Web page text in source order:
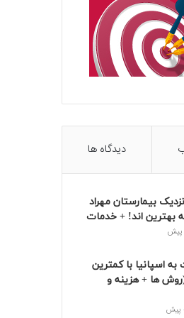
دیدگاه ها
بیمارستان مهراد
بهترین‌ اند! + خدمات
اسپانیا با کمترین
ها + هزینه و